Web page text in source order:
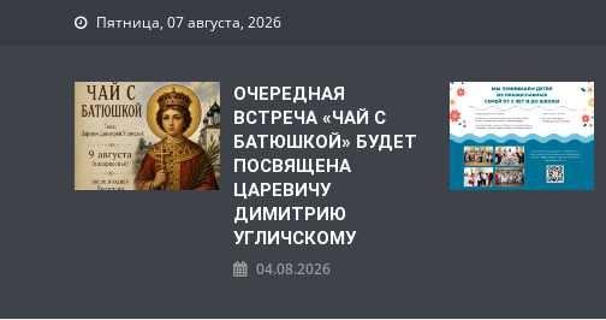
Пятница, 07 августа, 2026
ОЧЕРЕДНАЯ
ВСТРЕЧА «ЧАЙ С
БАТЮШКОЙ» БУДЕТ
ПОСВЯЩЕНА
ЦАРЕВИЧУ
ДИМИТРИЮ
УГЛИЧСКОМУ
04.08.2026